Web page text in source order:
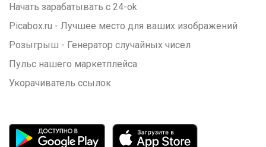
Начать зарабатывать с 24-ok
Picabox.ru - Лучшее место для ваших изображений
Розыгрыш - Генератор случайных чисел
Пульс нашего маркетплейса
Укорачиватель ссылок